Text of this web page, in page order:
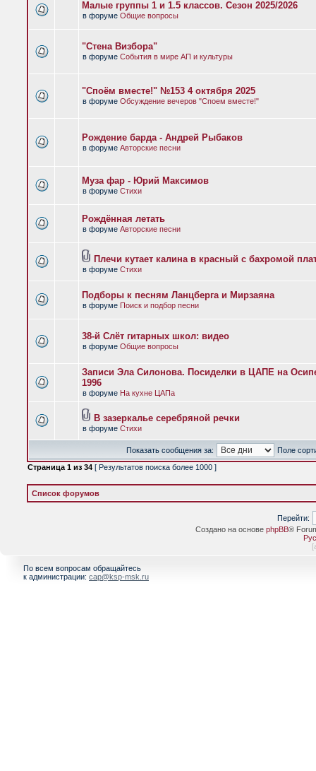
Малые группы 1 и 1.5 классов. Сезон 2025/2026
в форуме Общие вопросы
"Стена Визбора"
в форуме События в мире АП и культуры
"Споём вместе!" №153 4 октября 2025
в форуме Обсуждение вечеров "Споем вместе!"
Рождение барда - Андрей Рыбаков
в форуме Авторские песни
Муза фар - Юрий Максимов
в форуме Стихи
Рождённая летать
в форуме Авторские песни
Плечи кутает калина в красный с бахромой
в форуме Стихи
Подборы к песням Ланцберга и Мирзаяна
в форуме Поиск и подбор песни
38-й Слёт гитарных школ: видео
в форуме Общие вопросы
Записи Эла Силонова. Посиделки в ЦАПЕ на
1996
в форуме На кухне ЦАПа
В зазеркалье серебряной речки
в форуме Стихи
Показать сообщения за:
Поле
Страница 1 из 34 [ Результатов поиска более 1000 ]
Список форумов
Перейти:
Создано на основе phpBB®
[
По всем вопросам обращайтесь
к администрации: cap@ksp-msk.ru